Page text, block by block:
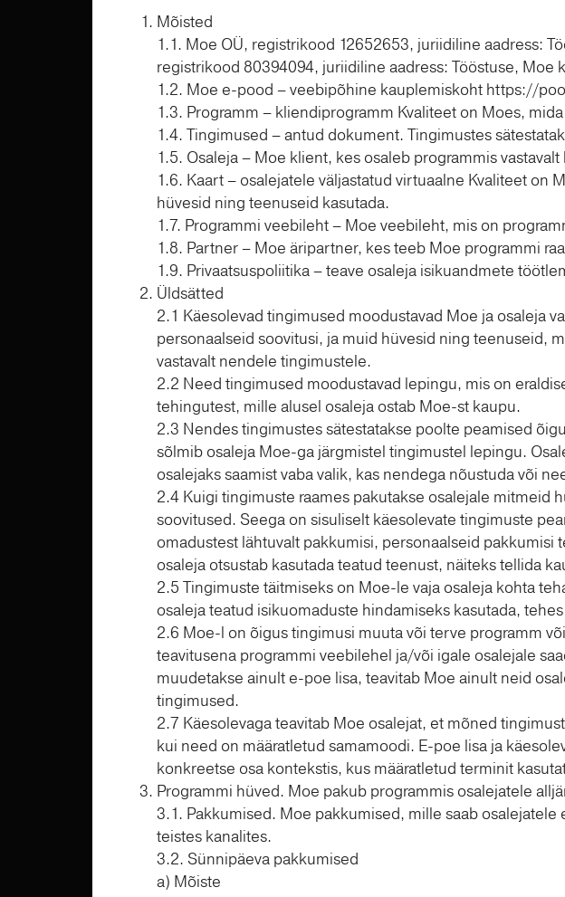
Mõisted
1.1. Moe OÜ, registrikood 12652653, juriidiline aadress:
registrikood 80394094, juriidiline aadress: Tööstuse, Moe
1.2. Moe e-pood – veebipõhine kauplemiskoht https://
1.3. Programm – kliendiprogramm Kvaliteet on Moes,
1.4. Tingimused – antud dokument. Tingimustes
1.5. Osaleja – Moe klient, kes osaleb programmis
1.6. Kaart – osalejatele väljastatud virtuaalne Kvaliteet on
hüvesid ning teenuseid kasutada.
1.7. Programmi veebileht – Moe veebileht, mis on
1.8. Partner – Moe äripartner, kes teeb Moe programmi
1.9. Privaatsuspoliitika – teave osaleja isikuandmete
Üldsätted
2.1 Käesolevad tingimused moodustavad Moe ja osaleja
personaalseid soovitusi, ja muid hüvesid ning teenuseid,
vastavalt nendele tingimustele.
2.2 Need tingimused moodustavad lepingu, mis on
tehingutest, mille alusel osaleja ostab Moe-st kaupu.
2.3 Nendes tingimustes sätestatakse poolte peamised
sõlmib osaleja Moe-ga järgmistel tingimustel lepingu.
osalejaks saamist vaba valik, kas nendega nõustuda või
2.4 Kuigi tingimuste raames pakutakse osalejale mitmeid
soovitused. Seega on sisuliselt käesolevate tingimuste
omadustest lähtuvalt pakkumisi, personaalseid pakkumisi
osaleja otsustab kasutada teatud teenust, näiteks tellida
2.5 Tingimuste täitmiseks on Moe-le vaja osaleja kohta
osaleja teatud isikuomaduste hindamiseks kasutada,
2.6 Moe-l on õigus tingimusi muuta või terve programm
teavitusena programmi veebilehel ja/või igale osalejale
muudetakse ainult e-poe lisa, teavitab Moe ainult neid
tingimused.
2.7 Käesolevaga teavitab Moe osalejat, et mõned
kui need on määratletud samamoodi. E-poe lisa ja
konkreetse osa kontekstis, kus määratletud terminit
Programmi hüved. Moe pakub programmis osalejatele
3.1. Pakkumised. Moe pakkumised, mille saab
teistes kanalites.
3.2. Sünnipäeva pakkumised
a) Mõiste